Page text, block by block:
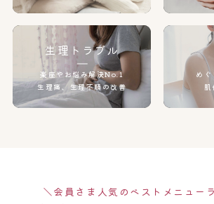
生理トラブル
楽座やお悩み解決No.1
生理痛、生理不順の改善
めぐ
＼会員さま人気のベストメニュー